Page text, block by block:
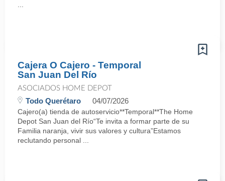
Cajera O Cajero - Temporal
San Juan Del Río
ASOCIADOS HOME DEPOT
Todo Querétaro 04/07/2026
Cajero(a) tienda de autoservicio**Temporal**The Home
Depot San Juan del Río“Te invita a formar parte de su
Familia naranja, vivir sus valores y cultura”Estamos
reclutando personal ...